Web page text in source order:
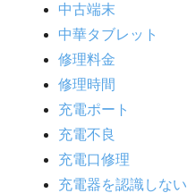
中古端末
中華タブレット
修理料金
修理時間
充電ポート
充電不良
充電口修理
充電器を認識しない